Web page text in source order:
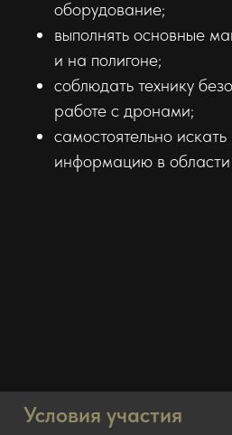
оборудование;
выполнять основные
и на полигоне;
соблюдать технику
работе с дронами;
самостоятельно
информацию в области
Условия участия